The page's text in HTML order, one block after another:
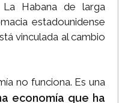
Habana de larga
estadounidense
vinculada al cambio
no funciona. Es una
economía que ha